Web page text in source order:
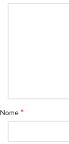
Nome*